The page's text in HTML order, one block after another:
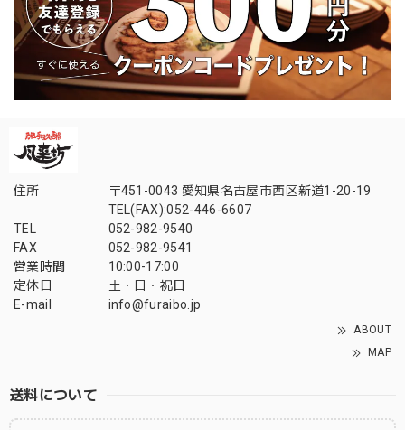
住所
〒451-0043 愛知県名古屋市西区新道1-20-19
TEL(FAX):052-446-6607
TEL
052-982-9540
FAX
052-982-9541
営業時間
10:00-17:00
定休日
土・日・祝日
E-mail
info@furaibo.jp
ABOUT
MAP
送料について